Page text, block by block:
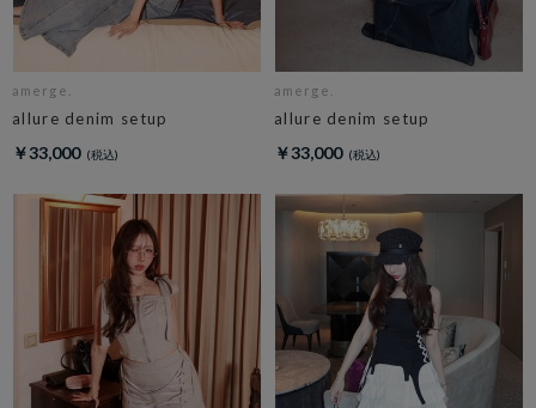
amerge.
allure denim setup
￥33,000
amerge.
allure denim setup
￥33,000